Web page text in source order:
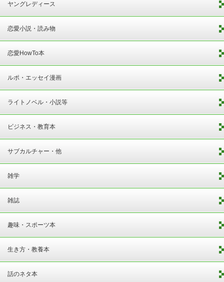
ヤングレディース
恋愛小説・読み物
恋愛HowTo本
ルポ・エッセイ漫画
ライトノベル・小説等
ビジネス・教育本
サブカルチャー・他
雑学
雑誌
趣味・スポーツ本
生き方・教養本
話のネタ本